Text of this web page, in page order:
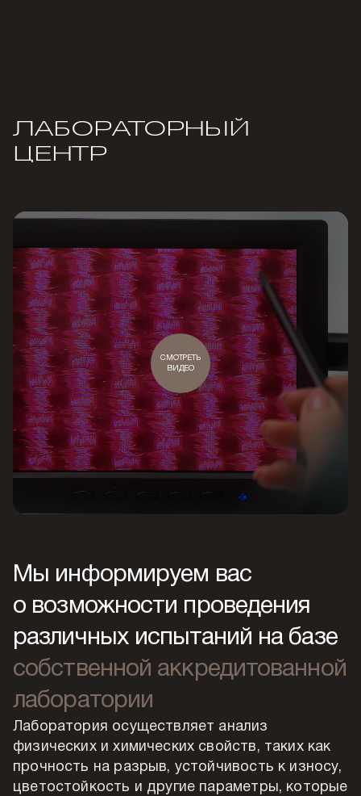
ЛАБОРАТОРНЫЙ
ЦЕНТР
СМОТРЕТЬ
ВИДЕО
Мы информируем вас
о возможности проведения
различных испытаний на базе
собственной аккредитованной
лаборатории
Лаборатория осуществляет анализ
физических и химических свойств, таких как
прочность на разрыв, устойчивость к износу,
цветостойкость и другие параметры, которые